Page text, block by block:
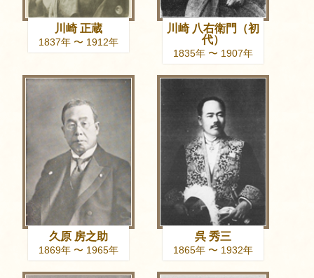
川崎 正蔵
1837年 〜 1912年
川崎 八右衛門（初
代）
1835年 〜 1907年
久原 房之助
1869年 〜 1965年
呉 秀三
1865年 〜 1932年